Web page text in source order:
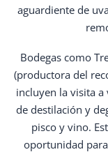
aguardiente de
Bodegas como
(productora del
incluyen la visita a
de destilación y
pisco y vino.
oportunidad